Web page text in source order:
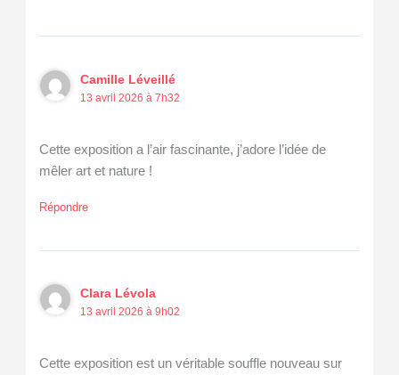
Camille Léveillé
13 avril 2026 à 7h32
Cette exposition a l’air fascinante, j’adore l’idée de
mêler art et nature !
Répondre
Clara Lévola
13 avril 2026 à 9h02
Cette exposition est un véritable souffle nouveau sur